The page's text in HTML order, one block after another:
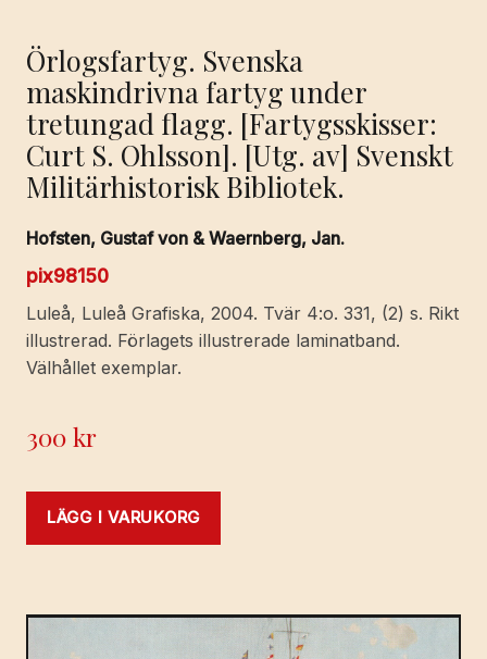
Örlogsfartyg. Svenska
maskindrivna fartyg under
tretungad flagg. [Fartygsskisser:
Curt S. Ohlsson]. [Utg. av] Svenskt
Militärhistorisk Bibliotek.
Hofsten, Gustaf von & Waernberg, Jan.
pix98150
Luleå, Luleå Grafiska, 2004. Tvär 4:o. 331, (2) s. Rikt
illustrerad. Förlagets illustrerade laminatband.
Välhållet exemplar.
300kr
LÄGG I VARUKORG